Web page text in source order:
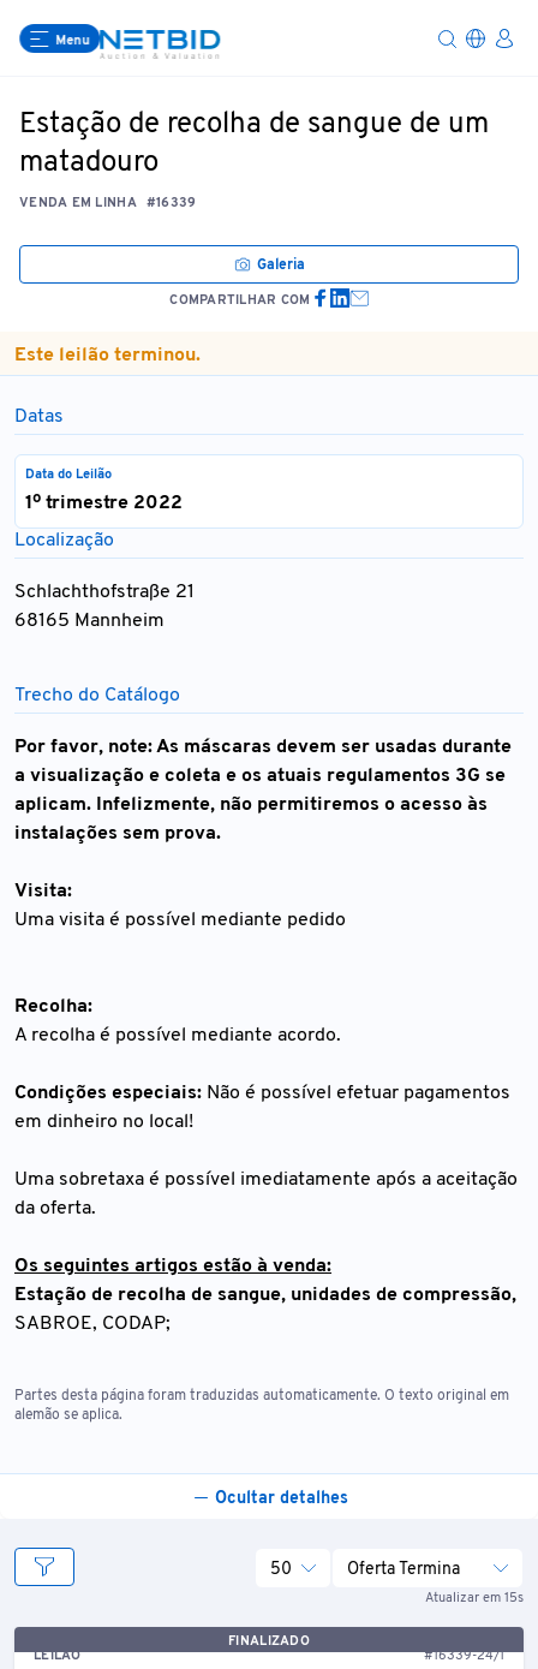
Menu
Estação de recolha de sangue de um
matadouro
VENDA EM LINHA #16339
Galeria
COMPARTILHAR COM
Este leilão terminou.
Datas
Data do Leilão
1º trimestre 2022
Localização
Schlachthofstraße 21
68165 Mannheim
Trecho do Catálogo
Por favor, note: As máscaras devem ser usadas durante
a visualização e coleta e os atuais regulamentos 3G se
aplicam. Infelizmente, não permitiremos o acesso às
instalações sem prova.
Visita:
Uma visita é possível mediante pedido
Recolha:
A recolha é possível mediante acordo.
Condições especiais: Não é possível efetuar pagamentos
em dinheiro no local!
Uma sobretaxa é possível imediatamente após a aceitação
da oferta.
Os seguintes artigos estão à venda:
Estação de recolha de sangue, unidades de compressão,
SABROE, CODAP;
Partes desta página foram traduzidas automaticamente. O texto original em
alemão se aplica.
Ocultar detalhes
Atualizar em 15s
50 Oferta Termina
FINALIZADO
LEILÃO
#16339-24/1